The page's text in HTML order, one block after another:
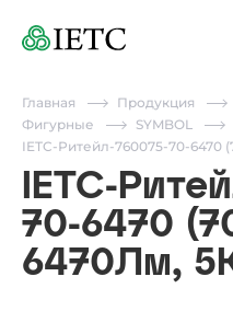
Главная Продукция
Фигурные
SYMBOL
IETC-Ритейл-760075-70-6470
IETC-
70-6470
6470Лм,